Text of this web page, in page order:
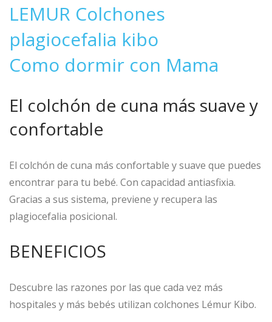
LEMUR Colchones
plagiocefalia kibo
Como dormir con Mama
El colchón de cuna más suave y
confortable
El colchón de cuna más confortable y suave que puedes
encontrar para tu bebé. Con capacidad antiasfixia.
Gracias a sus sistema, previene y recupera las
plagiocefalia posicional.
BENEFICIOS
Descubre las razones por las que cada vez más
hospitales y más bebés utilizan colchones Lémur Kibo.